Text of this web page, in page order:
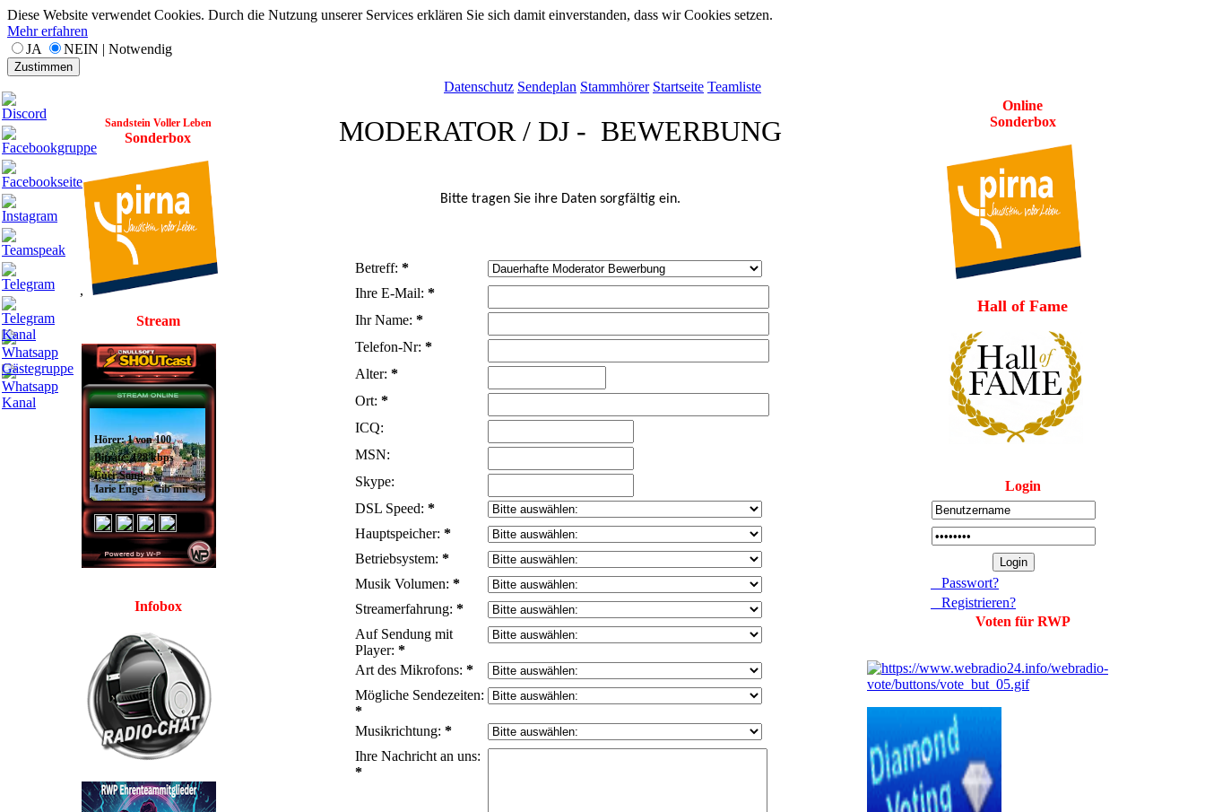
Diese Website verwendet Cookies. Durch die Nutzung unserer Services erklären Sie sich damit einverstanden, dass wir Cookies setzen.
Mehr erfahren
JA
NEIN | Notwendig
Zustimmen
Datenschutz Sendeplan Stammhörer Startseite Teamliste
Sandstein Voller Leben
Sonderbox
,
Stream
Infobox
MODERATOR / DJ - BEWERBUNG
Bitte tragen Sie ihre Daten sorgfältig ein.
Betreff: *
Ihre E-Mail: *
Ihr Name: *
Telefon-Nr: *
Alter: *
Ort: *
ICQ:
MSN:
Skype:
DSL Speed: *
Hauptspeicher: *
Betriebsystem: *
Musik Volumen: *
Streamerfahrung: *
Auf Sendung mit
Player: *
Art des Mikrofons: *
Mögliche Sendezeiten:
*
Musikrichtung: *
Ihre Nachricht an uns:
*
Online
Sonderbox
Hall of Fame
Login
Passwort?
Registrieren?
Voten für RWP